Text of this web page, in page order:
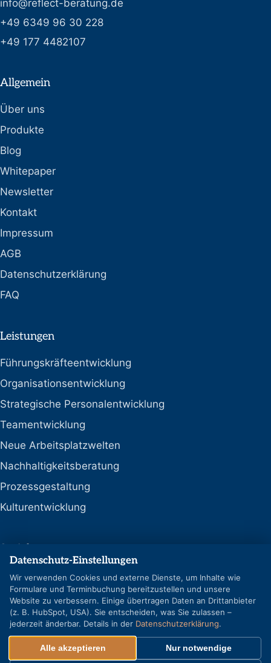
info@reflect-beratung.de
+49 6349 96 30 228
+49 177 4482107
Allgemein
Über uns
Produkte
Blog
Whitepaper
Newsletter
Kontakt
Impressum
AGB
Datenschutzerklärung
FAQ
Leistungen
Führungskräfteentwicklung
Organisationsentwicklung
Strategische Personalentwicklung
Teamentwicklung
Neue Arbeitsplatzwelten
Nachhaltigkeitsberatung
Prozessgestaltung
Kulturentwicklung
Social
LinkedIn
Google-Profil
© REFLECT GmbH & Co. KG – Alle Rechte vorbehalten
Datenschutz-Einstellungen
Wir verwenden Cookies und externe Dienste, um Inhalte wie
Formulare und Terminbuchung bereitzustellen und unsere
Website zu verbessern. Einige übertragen Daten an Drittanbieter
(z. B. HubSpot, USA). Sie entscheiden, was Sie zulassen –
jederzeit änderbar. Details in der Datenschutzerklärung.
Alle akzeptieren Nur notwendige